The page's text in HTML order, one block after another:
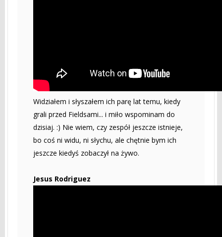
Widziałem i słyszałem ich parę lat temu, kiedy
grali przed Fieldsami... i miło wspominam do
dzisiaj. :) Nie wiem, czy zespół jeszcze istnieje,
bo coś ni widu, ni słychu, ale chętnie bym ich
jeszcze kiedyś zobaczył na żywo.
Jesus Rodriguez